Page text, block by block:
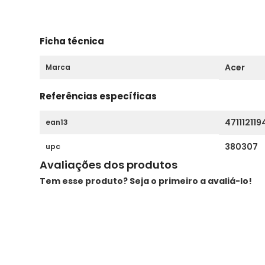
Ficha técnica
Marca Acer
Referências específicas
ean13
upc 380307
Avaliações dos produtos
Tem esse produto? Seja o primeiro a avaliá-lo!